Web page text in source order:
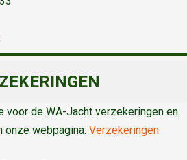
voor de WA-Jacht verzekeringen en
onze webpagina: Verzekeringen